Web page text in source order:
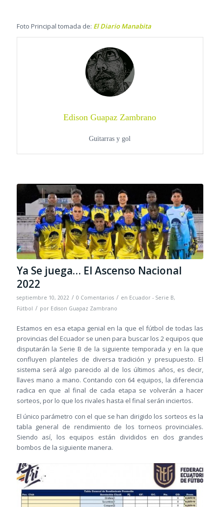
Foto Principal tomada de: El Diario Manabita
Edison Guapaz Zambrano
Guitarras y gol
Ya Se juega… El Ascenso Nacional
2022
septiembre 10, 2022 / 0 Comentarios / en Ecuador - Serie B,
Fútbol / por Edison Guapaz Zambrano
Estamos en esa etapa genial en la que el fútbol de todas las
provincias del Ecuador se unen para buscar los 2 equipos que
disputarán la Serie B de la siguiente temporada y en la que
confluyen planteles de diversa tradición y presupuesto. El
sistema será algo parecido al de los últimos años, es decir,
llaves mano a mano. Contando con 64 equipos, la diferencia
radica en que al final de cada etapa se volverán a hacer
sorteos, por lo que los rivales hasta el final serán inciertos.
El único parámetro con el que se han dirigido los sorteos es la
tabla general de rendimiento de los torneos provinciales.
Siendo así, los equipos están divididos en dos grandes
bombos de la siguiente manera.